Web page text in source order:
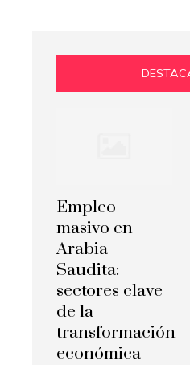
Empleo
masivo en
Arabia
Saudita:
sectores clave
de la
transformación
económica